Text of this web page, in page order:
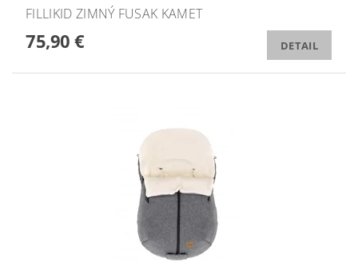
FILLIKID ZIMNÝ FUSAK KAMET
75,90 € DETAIL